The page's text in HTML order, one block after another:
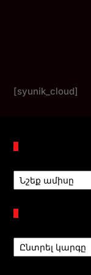
[syunik_cloud]